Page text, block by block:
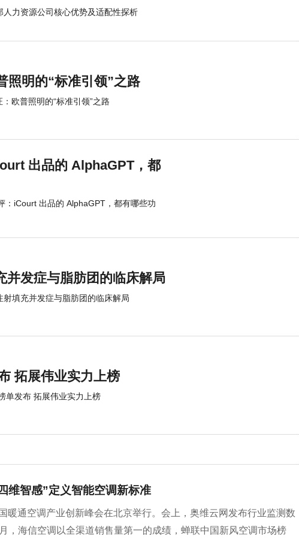
力资源公司核心优势及适配性探析
照明的“标准引领”之路
欧普照明的“标准引领”之路
出品的 AlphaGPT，都
：iCourt 出品的 AlphaGPT，都有哪些功
并发症与脂肪团的临床解局
填充并发症与脂肪团的临床解局
拓展伟业实力上榜
单发布 拓展伟业实力上榜
维智感”定义智能空调新标准
暖通空调产业创新峰会在北京举行。会上，奥维云网发布行业监测数
海信空调以全渠道销售量第一的成绩，蝉联中国新风空调市场榜